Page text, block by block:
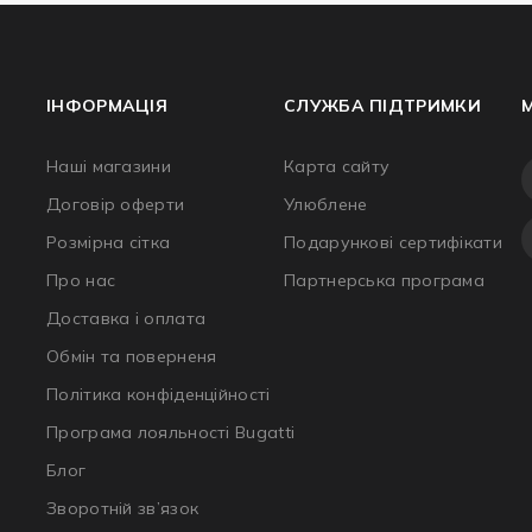
ІНФОРМАЦІЯ
Наші магазини
Договір оферти
Розмірна сітка
Про нас
Доставка і оплата
Обмін та поверненя
Політика конфіденційності
Програма лояльності Bugatti
Блог
Зворотній зв’язок
СЛУЖБА ПІДТРИМКИ
Карта сайту
Улюблене
Подарункові сертифікати
Партнерська програма